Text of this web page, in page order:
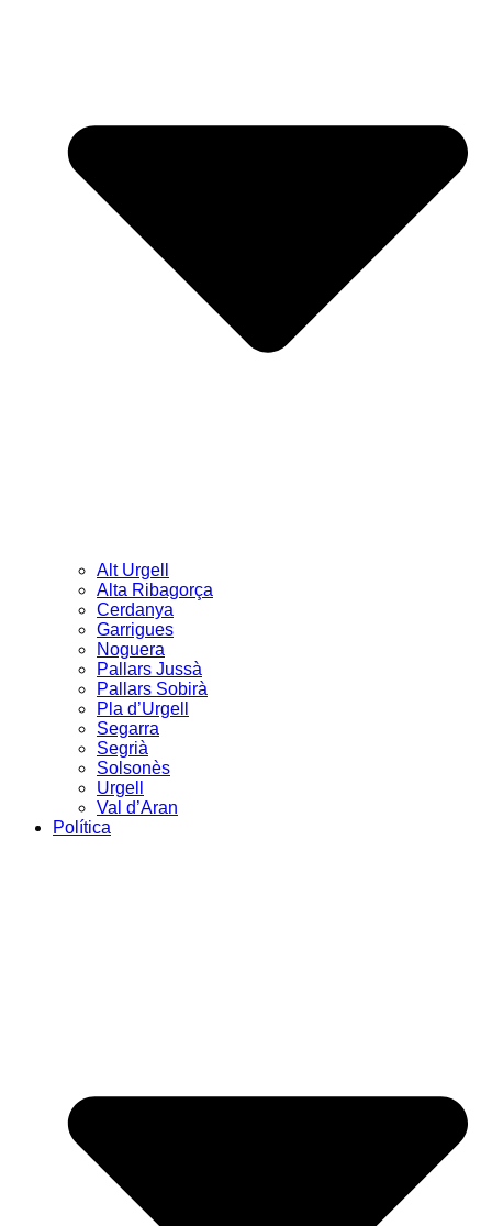
Alt Urgell
Alta Ribagorça
Cerdanya
Garrigues
Noguera
Pallars Jussà
Pallars Sobirà
Pla d’Urgell
Segarra
Segrià
Solsonès
Urgell
Val d’Aran
Política